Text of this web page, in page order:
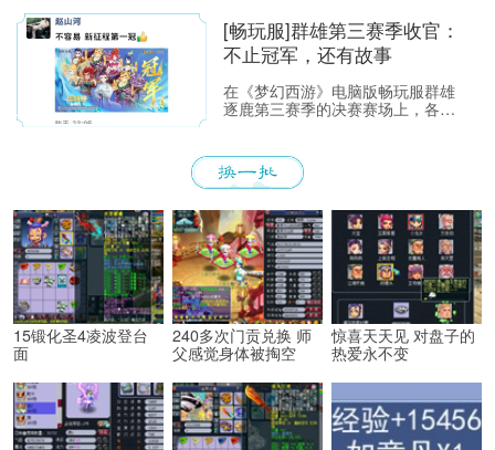
[畅玩服]群雄第三赛季收官：
不止冠军，还有故事
在《梦幻西游》电脑版畅玩服群雄
逐鹿第三赛季的决赛赛场上，各位
面，就带各位少侠了解一下吧！
15锻化圣4凌波登台
面
240多次门贡兑换 师
父感觉身体被掏空
惊喜天天见 对盘子的
热爱永不变